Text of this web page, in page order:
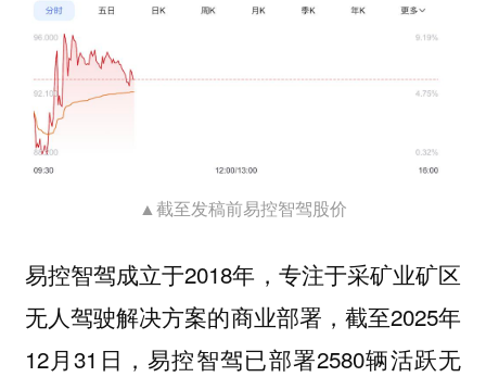
▲截至发稿前易控智驾股价
易控智驾成立于2018年，专注于采矿业矿区
无人驾驶解决方案的商业部署，截至2025年
12月31日，易控智驾已部署2580辆活跃无